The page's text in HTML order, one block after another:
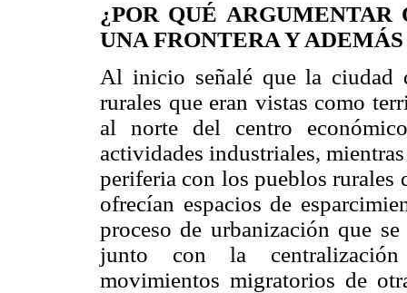
¿POR QUÉ
UNA FRONTERA Y
Al inicio señalé que la ciudad
rurales que eran vistas como
al norte del centro
actividades industriales,
periferia con los pueblos rurales
ofrecían espacios de
proceso de urbanización que
junto con la centralización
movimientos migratorios de